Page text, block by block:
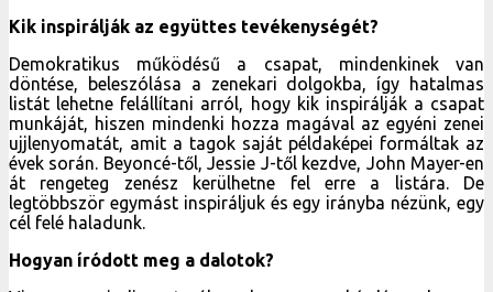
Kik inspirálják az együttes tevékenységét?
Demokratikus működésű a csapat, mindenkinek van
döntése, beleszólása a zenekari dolgokba, így hatalmas
listát lehetne felállítani arról, hogy kik inspirálják a csapat
munkáját, hiszen mindenki hozza magával az egyéni zenei
ujjlenyomatát, amit a tagok saját példaképei formáltak az
évek során. Beyoncé-től, Jessie J-től kezdve, John Mayer-en
át rengeteg zenész kerülhetne fel erre a listára. De
legtöbbször egymást inspiráljuk és egy irányba nézünk, egy
cél felé haladunk.
Hogyan íródott meg a dalotok?